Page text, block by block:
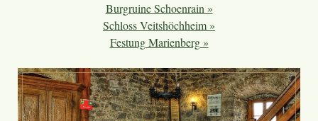
Burgruine Schoenrain »
Schloss Veitshöchheim »
Festung Marienberg »